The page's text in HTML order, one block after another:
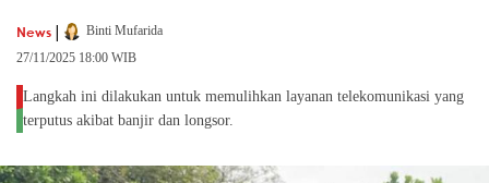
News |
Binti Mufarida
27/11/2025 18:00 WIB
Langkah ini dilakukan untuk memulihkan layanan telekomunikasi yang
terputus akibat banjir dan longsor.